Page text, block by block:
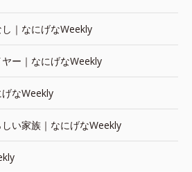
｜なにげなWeekly
ー｜なにげなWeekly
なWeekly
い家族｜なにげなWeekly